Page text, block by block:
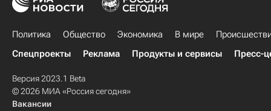
Политика Общество Экономика В мире
Спецпроекты
Реклама Продукты и сервисы Пресс-
Версия 2023.1 Beta
© 2026 МИА «Россия сегодня»
Вакансии